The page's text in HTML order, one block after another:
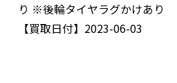
り ※後輪タイヤラグかけあり
【買取日付】 2023-06-03